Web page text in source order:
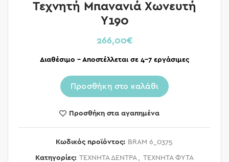
Τεχνητή Μπανανιά Χωνευτή
Υ190
266,00€
Διαθέσιμο – Αποστέλλεται σε 4-7 εργάσιμες
Προσθήκη στο καλάθι
Προσθήκη στα αγαπημένα
Κωδικός προϊόντος: BRAM 6_0375
Κατηγορίες: ΤΕΧΝΗΤΑ ΔΕΝΤΡΑ , ΤΕΧΝΗΤΑ ΦΥΤΑ